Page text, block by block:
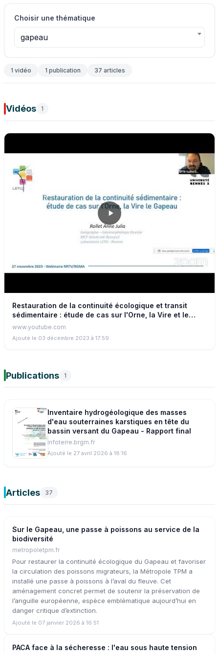
Choisir une thématique
gapeau
1 vidéo 1 publication 37 articles
Vidéos 1
Restauration de la continuité écologique et transit
sédimentaire : étude de cas sur l'Orne, la Vire et le
Gapeau
www.youtube.com
Ajouté le 03 décembre 2023 à 17:59
Publications 1
Inventaire hydrogéologique des masses
d'eau souterraines karstiques en tête du
bassin versant du Gapeau - Rapport final
infoterre.brgm.fr
Ajouté le 27 avril 2026 à 18:16
Articles 37
Sur le Gapeau, une passe à poissons au service de la
biodiversité
metropoletpm.fr
Pour restaurer la continuité écologique du Gapeau et favoriser
la circulation des poissons migrateurs, la Métropole TPM a
installé une passe à poissons à l’aval du fleuve. Cet
aménagement concret permet de soutenir la préservation de
l’anguille européenne, espèce emblématique aujourd’hui en
danger critique d’extinction.
Ajouté le 07 janvier 2026 à 16:51
PACA face à la sécheresse : l'eau sous haute tension